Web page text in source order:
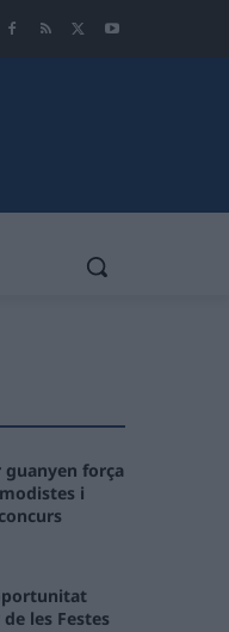
guanyen força
i
les Festes